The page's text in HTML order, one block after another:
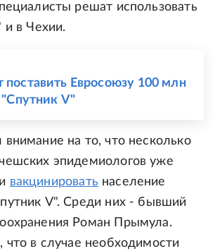
решат использовать
и в Чехии.
Евросоюзу 100 млн
V"
на то, что несколько
эпидемиологов уже
вакцинировать население
V". Среди них - бывший
Роман Прымула.
что в случае необходимости